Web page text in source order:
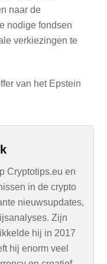
naar de
nodige fondsen
verkiezingen te
van het Epstein
Cryptotips.eu en
in de crypto
nieuwsupdates,
Zijn
hij in 2017
hij enorm veel